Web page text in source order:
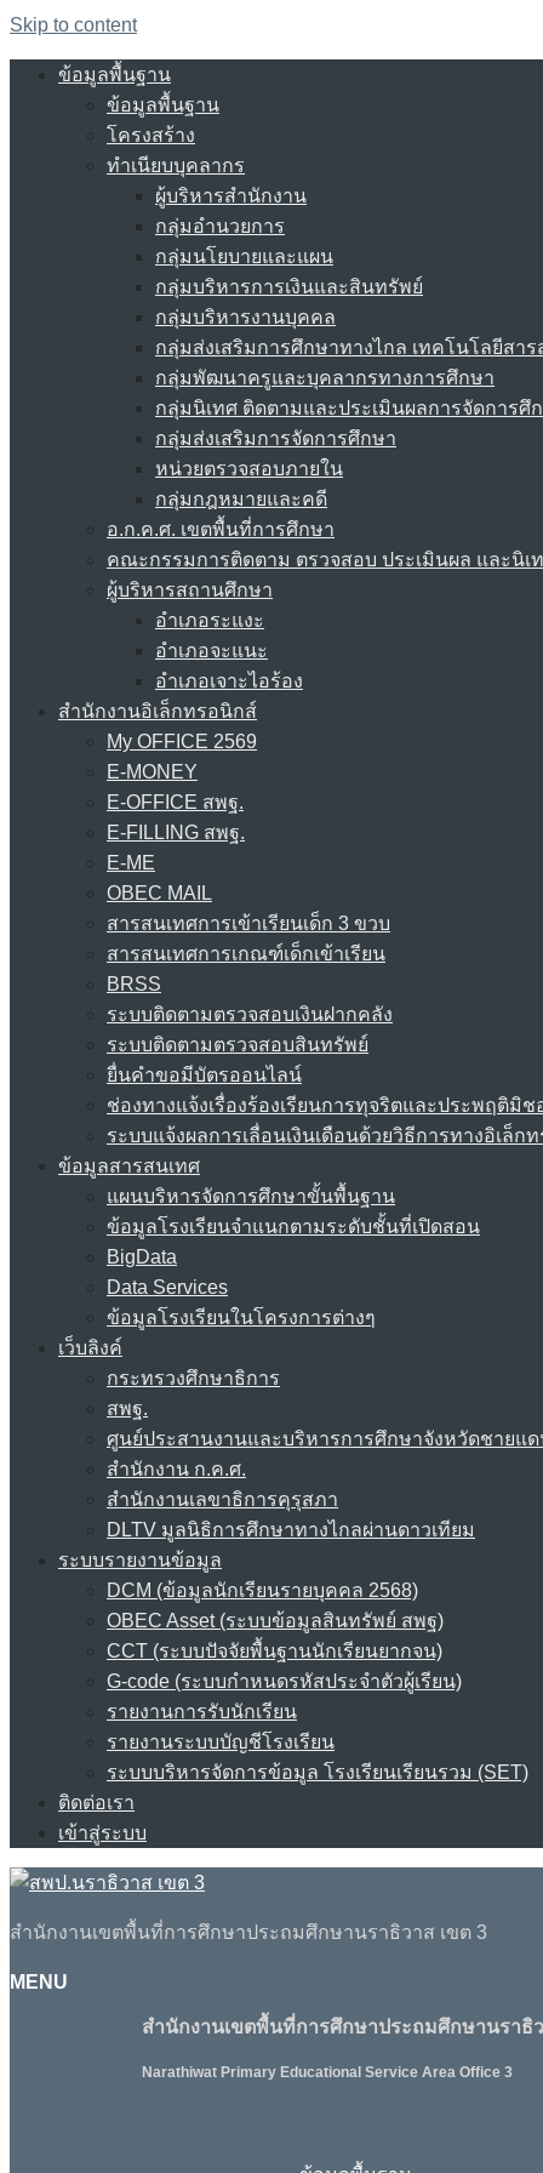
Skip to content
ข้อมูลพื้นฐาน
ข้อมูลพื้นฐาน
โครงสร้าง
ทำเนียบบุคลากร
ผู้บริหารสำนักงาน
กลุ่มอำนวยการ
กลุ่มนโยบายและแผน
กลุ่มบริหารการเงินและสินทรัพย์
กลุ่มบริหารงานบุคคล
กลุ่มส่งเสริมการศึกษาทางไกล เทคโนโลยีสา
กลุ่มพัฒนาครูและบุคลากรทางการศึกษา
กลุ่มนิเทศ ติดตามและประเมินผลการจัดการศึ
กลุ่มส่งเสริมการจัดการศึกษา
หน่วยตรวจสอบภายใน
กลุ่มกฎหมายและคดี
อ.ก.ค.ศ. เขตพื้นที่การศึกษา
คณะกรรมการติดตาม ตรวจสอบ ประเมินผล และนิเ
ผู้บริหารสถานศึกษา
อำเภอระแงะ
อำเภอจะแนะ
อำเภอเจาะไอร้อง
สำนักงานอิเล็กทรอนิกส์
My OFFICE 2569
E-MONEY
E-OFFICE สพฐ.
E-FILLING สพฐ.
E-ME
OBEC MAIL
สารสนเทศการเข้าเรียนเด็ก 3 ขวบ
สารสนเทศการเกณฑ์เด็กเข้าเรียน
BRSS
ระบบติดตามตรวจสอบเงินฝากคลัง
ระบบติดตามตรวจสอบสินทรัพย์
ยื่นคำขอมีบัตรออนไลน์
ช่องทางแจ้งเรื่องร้องเรียนการทุจริตและประพฤติมิช
ระบบแจ้งผลการเลื่อนเงินเดือนด้วยวิธีการทางอิเล็ก
ข้อมูลสารสนเทศ
แผนบริหารจัดการศึกษาขั้นพื้นฐาน
ข้อมูลโรงเรียนจำแนกตามระดับชั้นที่เปิดสอน
BigData
Data Services
ข้อมูลโรงเรียนในโครงการต่างๆ
เว็บลิงค์
กระทรวงศึกษาธิการ
สพฐ.
ศูนย์ประสานงานและบริหารการศึกษาจังหวัดชายแ
สำนักงาน ก.ค.ศ.
สำนักงานเลขาธิการคุรุสภา
DLTV มูลนิธิการศึกษาทางไกลผ่านดาวเทียม
ระบบรายงานข้อมูล
DCM (ข้อมูลนักเรียนรายบุคคล 2568)
OBEC Asset (ระบบข้อมูลสินทรัพย์ สพฐ)
CCT (ระบบปัจจัยพื้นฐานนักเรียนยากจน)
G-code (ระบบกำหนดรหัสประจำตัวผู้เรียน)
รายงานการรับนักเรียน
รายงานระบบบัญชีโรงเรียน
ระบบบริหารจัดการข้อมูล โรงเรียนเรียนรวม (SET)
ติดต่อเรา
เข้าสู่ระบบ
สำนักงานเขตพื้นที่การศึกษาประถมศึกษานราธิวาส เขต 3
MENU
สำนักงานเขตพื้นที่การศึกษาประถมศึกษานราธิว
Narathiwat Primary Educational Service Area Office 3